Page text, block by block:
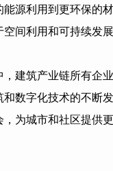
源利用到更环保的
间利用和可持续发展
建筑产业链所有企
数字化技术的不断
为城市和社区提供